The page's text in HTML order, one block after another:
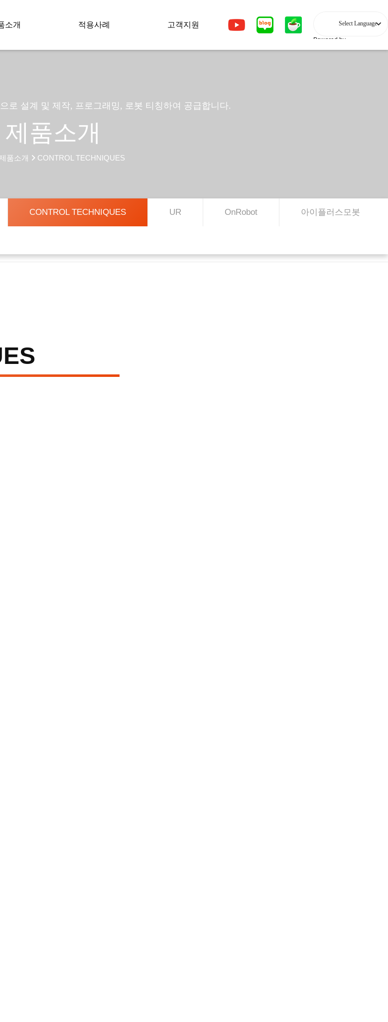
소개 적용사례 고객지원
Powered by
로 설계 및 제작, 프로그래밍, 로봇 티칭하여 공급합니다.
제품소개
제품소개 CONTROL TECHNIQUES
CONTROL TECHNIQUES UR OnRobot 아이플러스모봇